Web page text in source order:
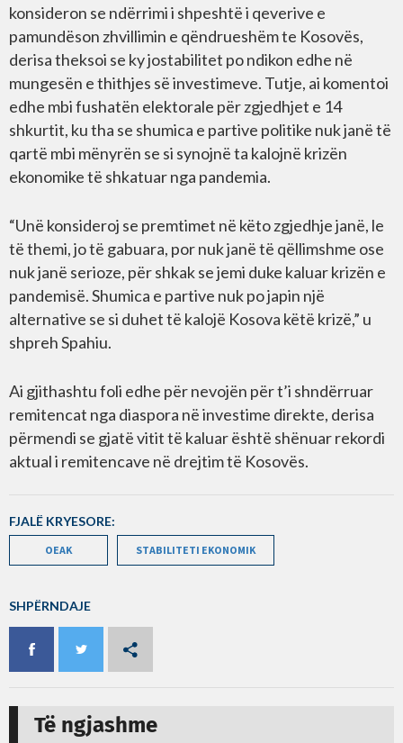
konsideron se ndërrimi i shpeshtë i qeverive e
pamundëson zhvillimin e qëndrueshëm te Kosovës,
derisa theksoi se ky jostabilitet po ndikon edhe në
mungesën e thithjes së investimeve. Tutje, ai komentoi
edhe mbi fushatën elektorale për zgjedhjet e 14
shkurtit, ku tha se shumica e partive politike nuk janë të
qartë mbi mënyrën se si synojnë ta kalojnë krizën
ekonomike të shkatuar nga pandemia.
“Unë konsideroj se premtimet në këto zgjedhje janë, le
të themi, jo të gabuara, por nuk janë të qëllimshme ose
nuk janë serioze, për shkak se jemi duke kaluar krizën e
pandemisë. Shumica e partive nuk po japin një
alternative se si duhet të kalojë Kosova këtë krizë,” u
shpreh Spahiu.
Ai gjithashtu foli edhe për nevojën për t’i shndërruar
remitencat nga diaspora në investime direkte, derisa
përmendi se gjatë vitit të kaluar është shënuar rekordi
aktual i remitencave në drejtim të Kosovës.
FJALË KRYESORE:
OEAK STABILITETI EKONOMIK
SHPËRNDAJE
Të ngjashme